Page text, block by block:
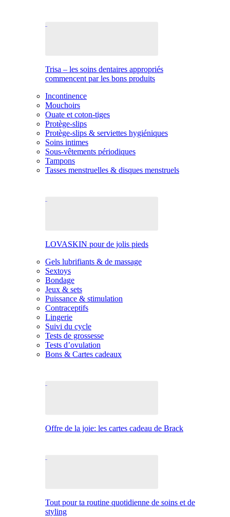
Trisa – les soins dentaires appropriés
commencent par les bons produits
Incontinence
Mouchoirs
Ouate et coton-tiges
Protège-slips
Protège-slips & serviettes hygiéniques
Soins intimes
Sous-vêtements périodiques
Tampons
Tasses menstruelles & disques menstruels
LOVASKIN pour de jolis pieds
Gels lubrifiants & de massage
Sextoys
Bondage
Jeux & sets
Puissance & stimulation
Contraceptifs
Lingerie
Suivi du cycle
Tests de grossesse
Tests d’ovulation
Bons & Cartes cadeaux
Offre de la joie: les cartes cadeau de Brack
Tout pour ta routine quotidienne de soins et de
styling